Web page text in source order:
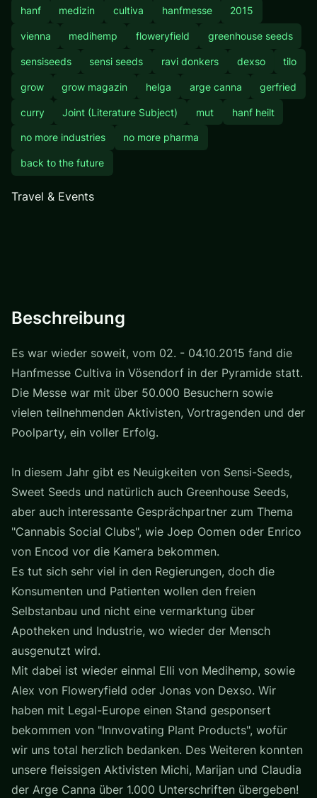
hanf medizin cultiva hanfmesse 2015
vienna medihemp floweryfield greenhouse seeds
sensiseeds sensi seeds ravi donkers dexso tilo
grow grow magazin helga arge canna gerfried
curry Joint (Literature Subject) mut hanf heilt
no more industries no more pharma
back to the future
Travel & Events
Beschreibung
Es war wieder soweit, vom 02. - 04.10.2015 fand die
Hanfmesse Cultiva in Vösendorf in der Pyramide statt.
Die Messe war mit über 50.000 Besuchern sowie
vielen teilnehmenden Aktivisten, Vortragenden und der
Poolparty, ein voller Erfolg.
In diesem Jahr gibt es Neuigkeiten von Sensi-Seeds,
Sweet Seeds und natürlich auch Greenhouse Seeds,
aber auch interessante Gesprächpartner zum Thema
"Cannabis Social Clubs", wie Joep Oomen oder Enrico
von Encod vor die Kamera bekommen.
Es tut sich sehr viel in den Regierungen, doch die
Konsumenten und Patienten wollen den freien
Selbstanbau und nicht eine vermarktung über
Apotheken und Industrie, wo wieder der Mensch
ausgenutzt wird.
Mit dabei ist wieder einmal Elli von Medihemp, sowie
Alex von Floweryfield oder Jonas von Dexso. Wir
haben mit Legal-Europe einen Stand gesponsert
bekommen von "Innvovating Plant Products", wofür
wir uns total herzlich bedanken. Des Weiteren konnten
unsere fleissigen Aktivisten Michi, Marijan und Claudia
der Arge Canna über 1.000 Unterschriften übergeben!